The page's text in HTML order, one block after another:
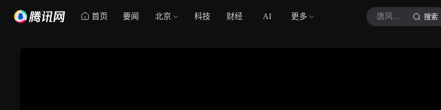
首页 要闻 北京 科技 财经 AI 更多 唐风观史 搜索